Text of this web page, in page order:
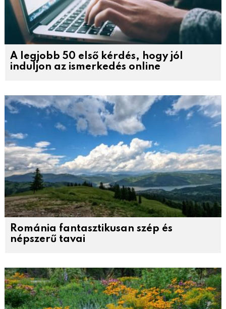
A legjobb 50 első kérdés, hogy jól
induljon az ismerkedés online
Románia fantasztikusan szép és
népszerű tavai